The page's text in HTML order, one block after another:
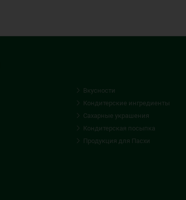
Вкусности
Кондитерские ингредиенты
Сахарные украшения
Кондитерская посыпка
Продукция для Пасхи